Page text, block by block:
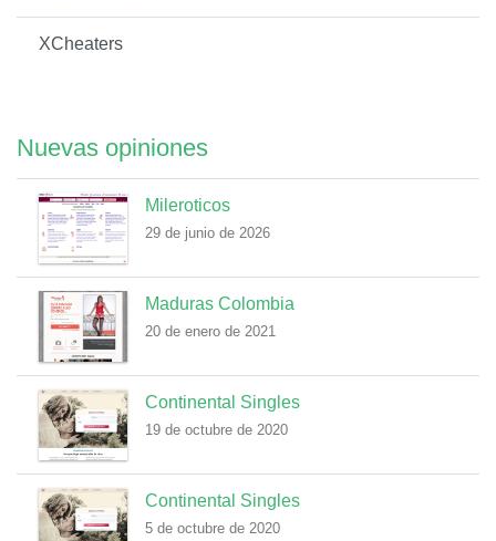
XCheaters
Nuevas opiniones
Mileroticos
29 de junio de 2026
Maduras Colombia
20 de enero de 2021
Continental Singles
19 de octubre de 2020
Continental Singles
5 de octubre de 2020